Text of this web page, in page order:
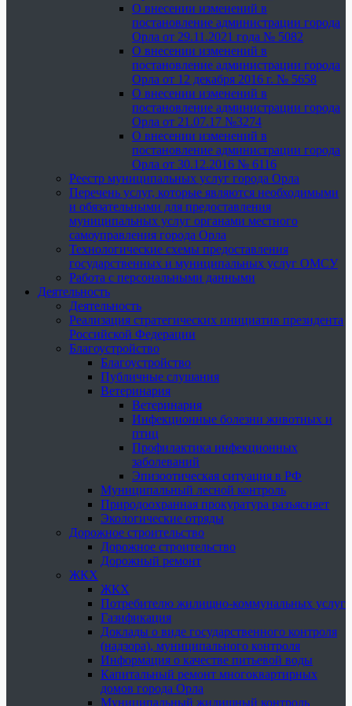
О внесении изменений в
постановление администрации города
Орла от 29.11.2021 года № 5082
О внесении изменений в
постановление администрации города
Орла от 12 декабря 2016 г. № 5658
О внесении изменений в
постановление администрации города
Орла от 21.07.17 №3274
О внесении изменений в
постановление администрации города
Орла от 30.12.2016 № 6116
Реестр муниципальных услуг города Орла
Перечень услуг, которые являются необходимыми
и обязательными для предоставления
муниципальных услуг органами местного
самоуправления города Орла
Технологические схемы предоставления
государственных и муниципальных услуг ОМСУ
Работа с персональными данными
Деятельность
Деятельность
Реализация стратегических инициатив президента
Российской Федерации
Благоустройство
Благоустройство
Публичные слушания
Ветеринария
Ветеринария
Инфекционные болезни животных и
птиц
Профилактика инфекционных
заболеваний
Эпизоотическая ситуация в РФ
Муниципальный лесной контроль
Природоохранная прокуратура разъясняет
Экологические отряды
Дорожное строительство
Дорожное строительство
Дорожный ремонт
ЖКХ
ЖКХ
Потребителю жилищно-коммунальных услуг
Газификация
Доклады о виде государственного контроля
(надзора), муниципального контроля
Информация о качестве питьевой воды
Капитальный ремонт многоквартирных
домов города Орла
Муниципальный жилищный контроль